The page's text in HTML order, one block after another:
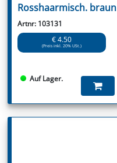
Rosshaarmisch. braun
Artnr: 103131
€ 4.50
(Preis inkl. 20% USt.)
Auf Lager.